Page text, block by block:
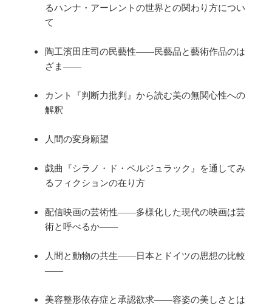
るハンナ・アーレントの世界との関わり方につい
て
陶工濱田庄司の民藝性――民藝品と藝術作品のは
ざま――
カント『判断力批判』から読む美の無関心性への
解釈
人間の変身願望
戯曲『シラノ・ド・ベルジュラック』を通してみ
るフィクションの在り方
配信映画の芸術性――多様化した現代の映画は芸
術と呼べるか――
人間と動物の共生――日本とドイツの思想の比較
――
美容整形依存症と承認欲求――容姿の美しさとは